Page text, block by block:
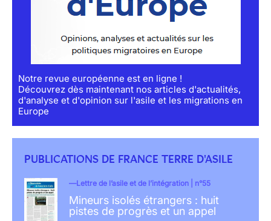
Notre revue européenne est en ligne !
Découvrez dès maintenant nos articles d'actualités,
d'analyse et d'opinion sur l'asile et les migrations en
Europe
PUBLICATIONS DE FRANCE TERRE D'ASILE
Lettre de l’asile et de l’intégration | n°55
Mineurs isolés étrangers : huit
pistes de progrès et un appel